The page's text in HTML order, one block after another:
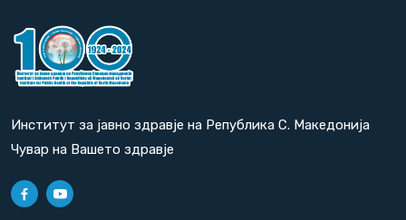
Институт за јавно здравје на Република С. Македонија
Чувар на Вашето здравје